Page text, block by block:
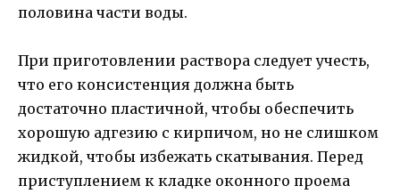
половина части воды.
При приготовлении раствора следует учесть,
что его консистенция должна быть
достаточно пластичной, чтобы обеспечить
хорошую адгезию с кирпичом, но не слишком
жидкой, чтобы избежать скатывания. Перед
приступлением к кладке оконного проема